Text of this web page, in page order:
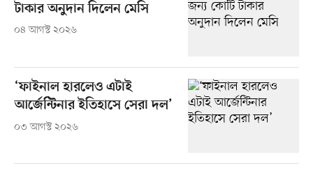
টাকার অনুদান দিলেন মেসি
০৪ আগস্ট ২০২৬
‘ফাইনাল হারলেও এটাই
আর্জেন্টিনার ইতিহাসে সেরা দল’
০৩ আগস্ট ২০২৬